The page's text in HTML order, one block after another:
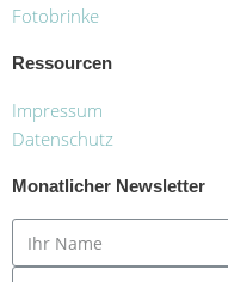
Fotobrinke
Ressourcen
Impressum
Datenschutz
Monatlicher Newsletter